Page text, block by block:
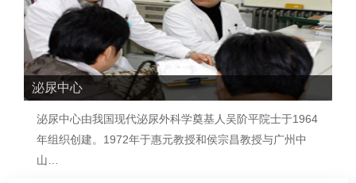
泌尿中心
泌尿中心由我国现代泌尿外科学奠基人吴阶平院士于1964
年组织创建。1972年于惠元教授和侯宗昌教授与广州中
山…